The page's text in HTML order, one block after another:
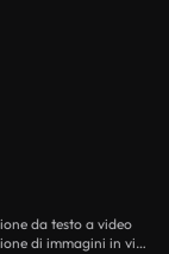
da testo a video
Flussi di lavoro di intelligenza artificiale per la conversione di immagini in video